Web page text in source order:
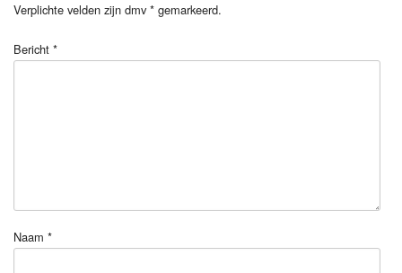
Verplichte velden zijn dmv * gemarkeerd.
Bericht *
Naam *